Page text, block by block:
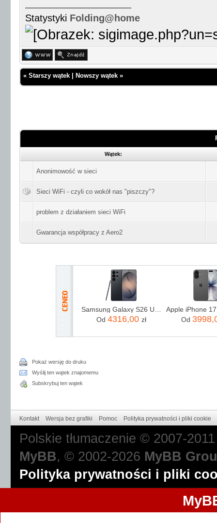
Statystyki Folding@home
« Starszy wątek Nowszy wątek »
Wątek:
Anonimowość w sieci
Sieci WiFi - czyli co wokół nas "piszczy"?
problem z działaniem sieci WiFi
Gwarancja współpracy z Aero2
Od 4316,00 zł Od
Pokaż wersję do druku
Wyślij ten wątek znajomemu
Subskrybuj ten wątek
Kontakt Wersja bez grafiki Pomoc Polityka prywatności i pliki cookie
Polskie tłumaczenie © 2007-
MyBB, © 2002-2026 MyBB
Polityka prywatności i pliki